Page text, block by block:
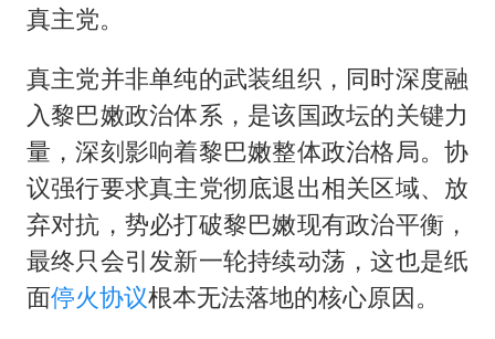
真主党。
真主党并非单纯的武装组织，同时深度融
入黎巴嫩政治体系，是该国政坛的关键力
量，深刻影响着黎巴嫩整体政治格局。协
议强行要求真主党彻底退出相关区域、放
弃对抗，势必打破黎巴嫩现有政治平衡，
最终只会引发新一轮持续动荡，这也是纸
面停火协议根本无法落地的核心原因。